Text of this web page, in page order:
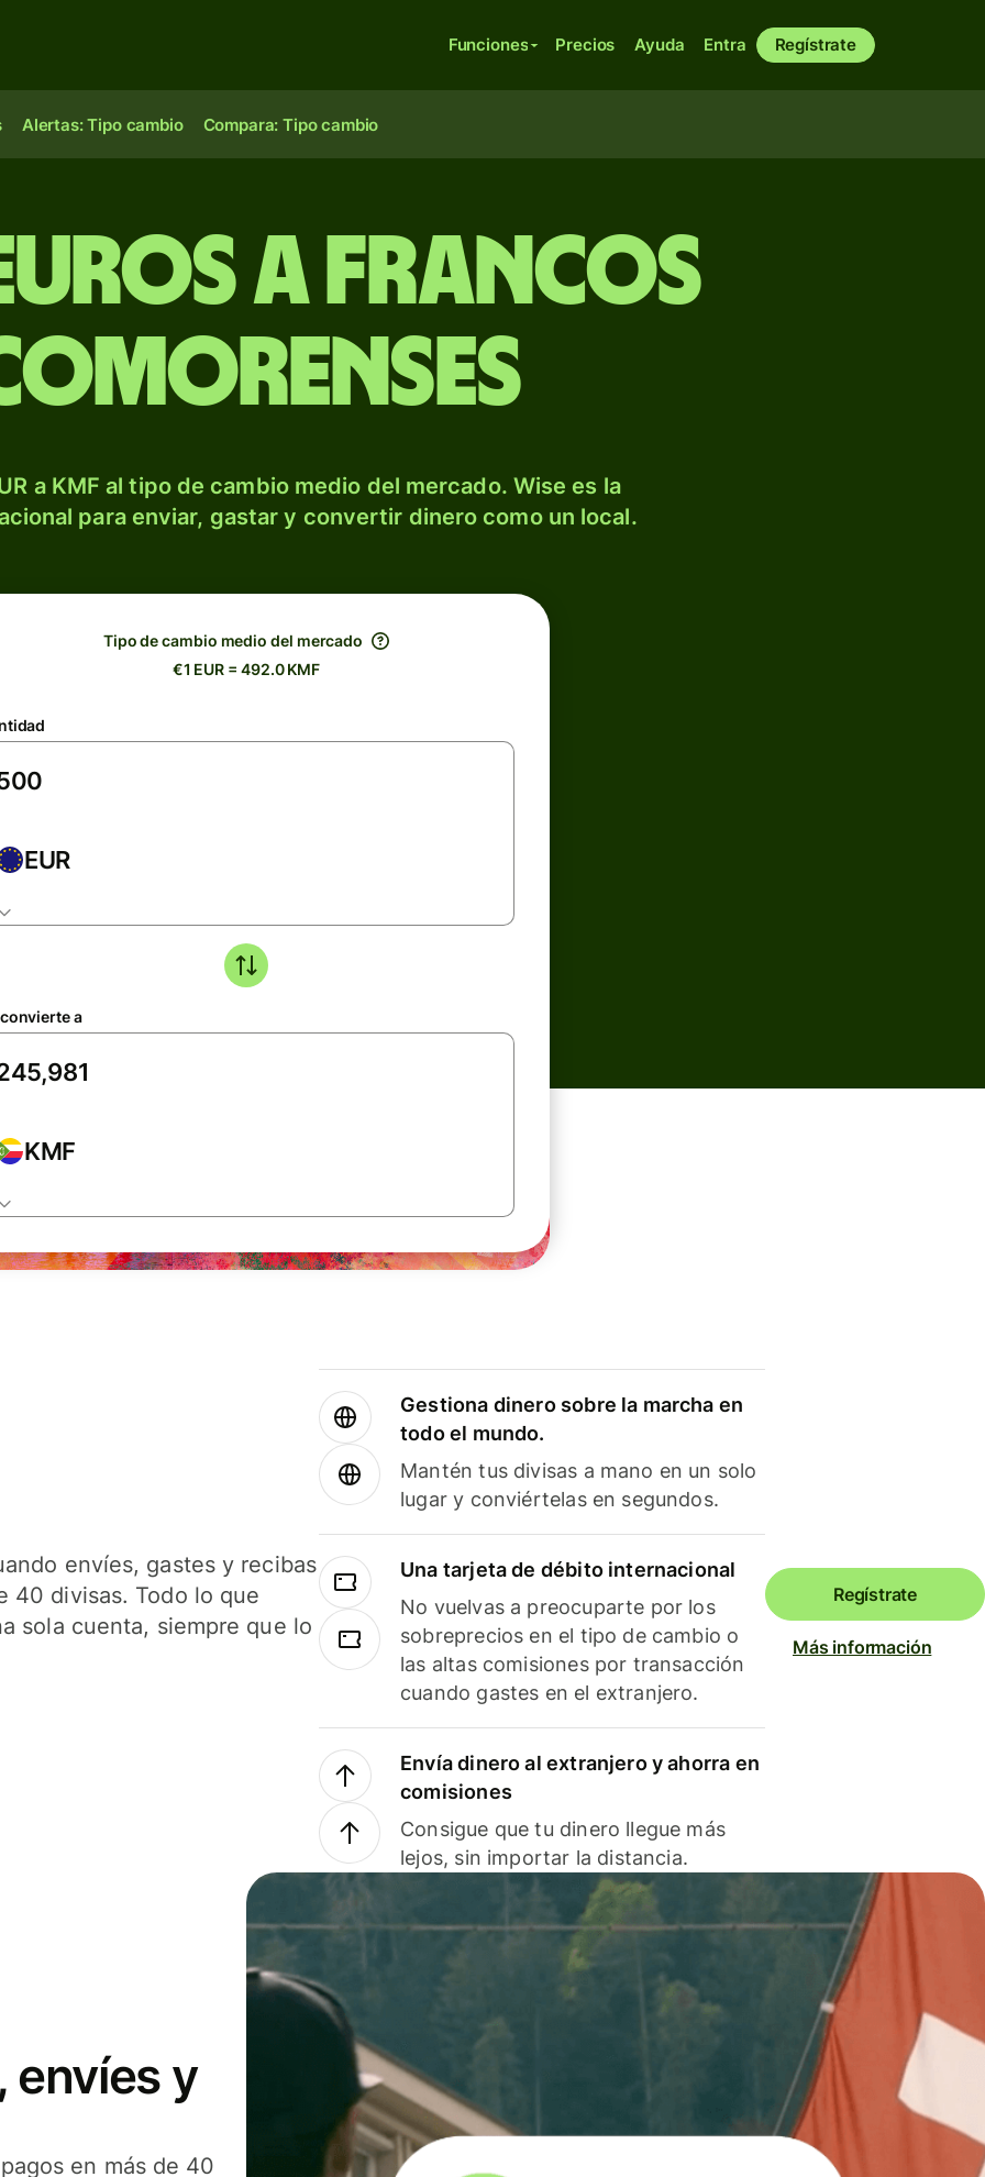
Funciones Precios Ayuda Entra Regístrate
Alertas: Tipo cambio Compara: Tipo cambio
a francos
a KMF al tipo de cambio medio del mercado. Wise es la
para enviar, gastar y convertir dinero como un local.
Tipo de cambio medio del mercado
€1 EUR = 492.0 KMF
EUR
a
KMF
envíes, gastes y recibas
40 divisas. Todo lo que
sola cuenta, siempre que lo
Gestiona dinero sobre la marcha en
todo el mundo.
Mantén tus divisas a mano en un solo
lugar y conviértelas en segundos.
Una tarjeta de débito internacional
No vuelvas a preocuparte por los
sobreprecios en el tipo de cambio o
las altas comisiones por transacción
cuando gastes en el extranjero.
Envía dinero al extranjero y ahorra en
comisiones
Consigue que tu dinero llegue más
lejos, sin importar la distancia.
Regístrate
Más información
envíes y
en más de 40